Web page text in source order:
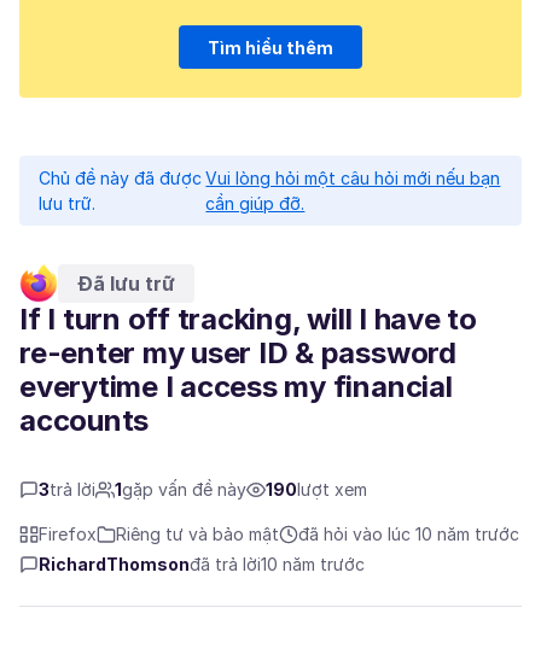
Tìm hiểu thêm
Chủ đề này đã được
lưu trữ.
Vui lòng hỏi một câu hỏi mới nếu bạn
cần giúp đỡ.
Đã lưu trữ
If I turn off tracking, will I have to
re-enter my user ID & password
everytime I access my financial
accounts
3trả lời 1gặp vấn đề này 190lượt xem
Firefox Riêng tư và bảo mật
đã hỏi vào lúc 10 năm trước
RichardThomsonđã trả lời10 năm trước